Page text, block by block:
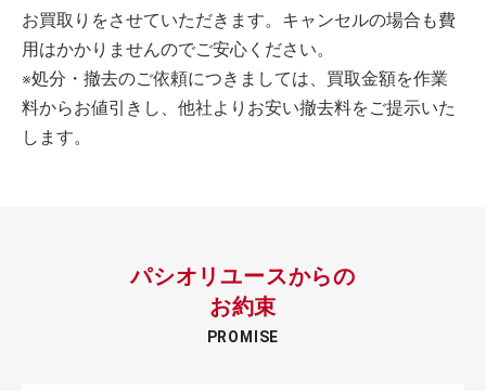
お買取りをさせていただきます。キャンセルの場合も費
用はかかりませんのでご安心ください。
※処分・撤去のご依頼につきましては、買取金額を作業
料からお値引きし、他社よりお安い撤去料をご提示いた
します。
パシオリユースからの
お約束
PROMISE